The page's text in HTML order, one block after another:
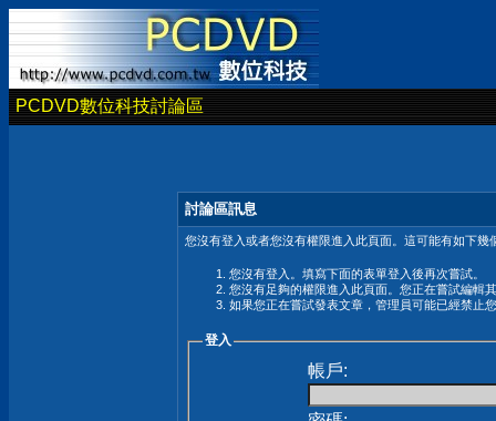
PCDVD數位科技討論區
討論區訊息
您沒有登入或者您沒有權限進入此頁面。這可能有如下幾
您沒有登入。填寫下面的表單登入後再次嘗試。
您沒有足夠的權限進入此頁面。您正在嘗試編輯
如果您正在嘗試發表文章，管理員可能已經禁止
登入
帳戶: